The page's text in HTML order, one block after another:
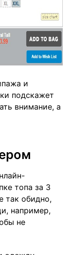
и
подскажет
внимание, а
топа за 3
так обидно,
например,
не